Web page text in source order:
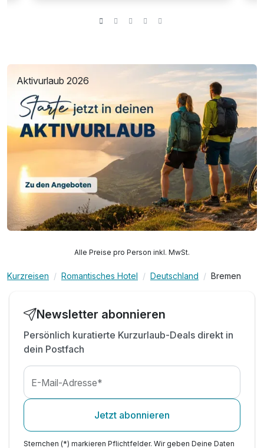
Aktivurlaub 2026
Alle Preise pro Person inkl. MwSt.
Kurzreisen Romantisches Hotel Deutschland Bremen
Newsletter abonnieren
Persönlich kuratierte Kurzurlaub-Deals direkt in
dein Postfach
E-Mail-Adresse*
Jetzt abonnieren
Sternchen (*) markieren Pflichtfelder. Wir geben Deine Daten